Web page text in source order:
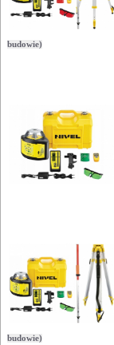
budowie)
budowie)